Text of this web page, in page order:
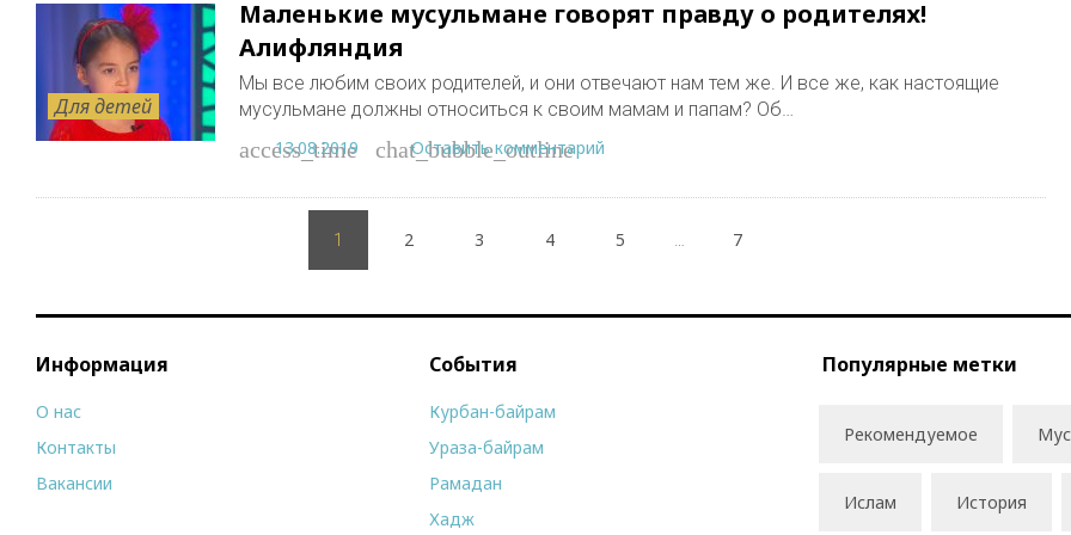
Для детей
Маленькие мусульмане говорят правду о родителях!
Алифляндия
Мы все любим своих родителей, и они отвечают нам тем же. И все же, как настоящие
мусульмане должны относиться к своим мамам и папам? Об…
access_time
13.08.2019 chat_bubble_outline
Оставить комментарий
1 2 3 4 5 7
Информация
О нас
Контакты
Вакансии
События
Курбан-байрам
Ураза-байрам
Рамадан
Хадж
Популярные метки
Рекомендуемое
Ислам История